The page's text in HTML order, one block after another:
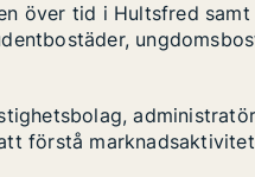
över tid i Hultsfred
förstå